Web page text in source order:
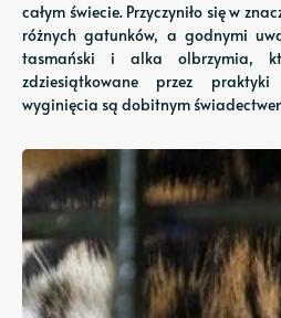
całym świecie. Przyczyniło się w
różnych gatunków, a godnymi
tasmański i alka olbrzymia,
zdziesiątkowane przez
wyginięcia są dobitnym